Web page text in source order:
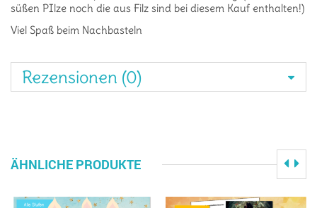
süßen PIlze noch die aus Filz sind bei diesem Kauf enthalten!)
Viel Spaß beim Nachbasteln
Rezensionen (0)
ÄHNLICHE PRODUKTE